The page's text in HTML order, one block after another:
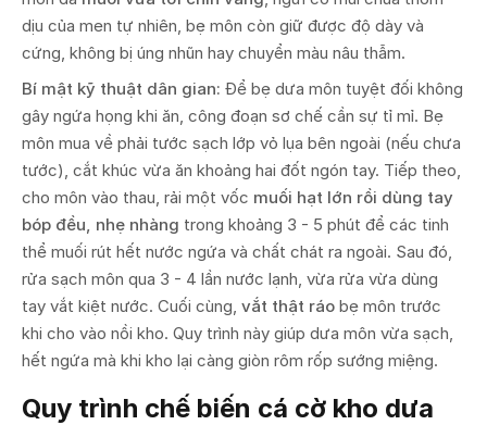
dịu của men tự nhiên, bẹ môn còn giữ được độ dày và
cứng, không bị úng nhũn hay chuyển màu nâu thẫm.
Bí mật kỹ thuật dân gian: Để bẹ dưa môn tuyệt đối không
gây ngứa họng khi ăn, công đoạn sơ chế cần sự tỉ mỉ. Bẹ
môn mua về phải tước sạch lớp vỏ lụa bên ngoài (nếu chưa
tước), cắt khúc vừa ăn khoảng hai đốt ngón tay. Tiếp theo,
cho môn vào thau, rải một vốc muối hạt lớn rồi dùng tay
bóp đều, nhẹ nhàng trong khoảng 3 - 5 phút để các tinh
thể muối rút hết nước ngứa và chất chát ra ngoài. Sau đó,
rửa sạch môn qua 3 - 4 lần nước lạnh, vừa rửa vừa dùng
tay vắt kiệt nước. Cuối cùng, vắt thật ráo bẹ môn trước
khi cho vào nồi kho. Quy trình này giúp dưa môn vừa sạch,
hết ngứa mà khi kho lại càng giòn rôm rốp sướng miệng.
Quy trình chế biến cá cờ kho dưa